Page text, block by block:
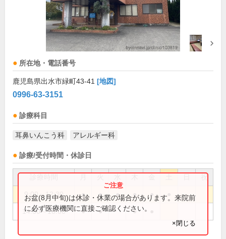
所在地・電話番号
鹿児島県出水市緑町43-41 [地図]
0996-63-3151
診療科目
耳鼻いんこう科 アレルギー科
診療/受付時間・休診日
祝
9:00～12:30 ● ● ● ● ●
14:30～18:00 ● ● ●
お盆(8月中旬)は休診・休業の場合があります。来院前
に必ず医療機関に直接ご確認ください。
×閉じる